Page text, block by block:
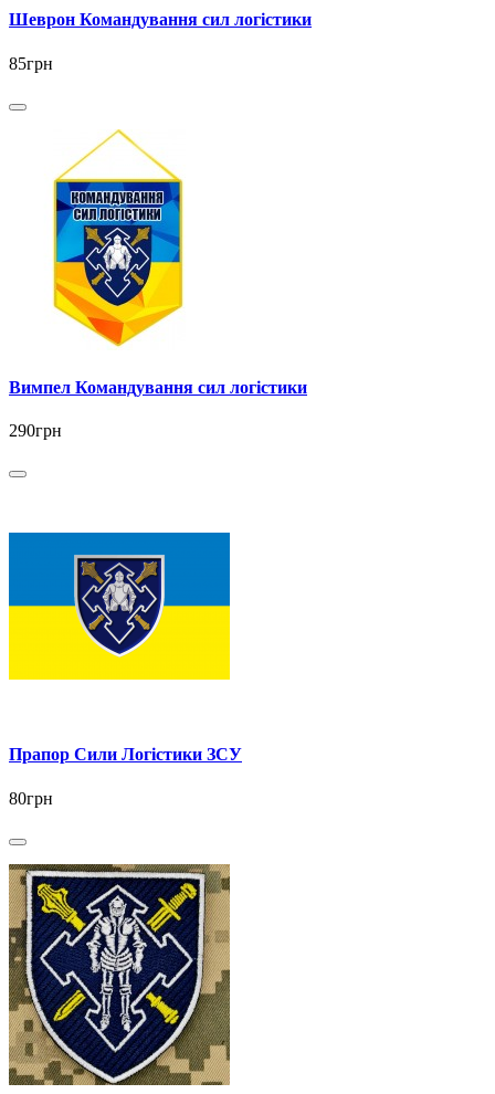
Шеврон Командування сил логістики
85грн
Вимпел Командування сил логістики
290грн
Прапор Сили Логістики ЗСУ
80грн